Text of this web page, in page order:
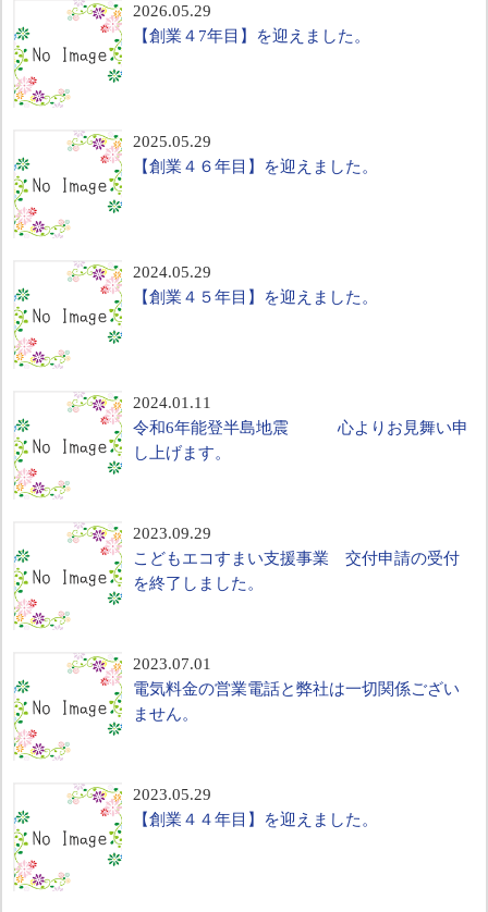
2026.05.29
【創業４7年目】を迎えました。
2025.05.29
【創業４６年目】を迎えました。
2024.05.29
【創業４５年目】を迎えました。
2024.01.11
令和6年能登半島地震 心よりお見舞い申
し上げます。
2023.09.29
こどもエコすまい支援事業 交付申請の受付
を終了しました。
2023.07.01
電気料金の営業電話と弊社は一切関係ござい
ません。
2023.05.29
【創業４４年目】を迎えました。